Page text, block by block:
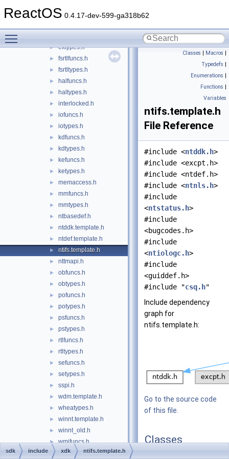
ReactOS 0.4.17-dev-599-ga318b62
► cmtypes.h
► extypes.h
► fsrtlfuncs.h
► fsrtltypes.h
► halfuncs.h
► haltypes.h
► interlocked.h
► iofuncs.h
► iotypes.h
► kdfuncs.h
► kdtypes.h
► kefuncs.h
► ketypes.h
► memaccess.h
► mmfuncs.h
► mmtypes.h
► ntbasedef.h
► ntddk.template.h
► ntdef.template.h
► ntifs.template.h
► nttmapi.h
► obfuncs.h
► obtypes.h
► pofuncs.h
► potypes.h
► psfuncs.h
► pstypes.h
► rtlfuncs.h
► rtltypes.h
► sefuncs.h
► setypes.h
► sspi.h
► wdm.template.h
► wheatypes.h
► winnt.template.h
► winnt_old.h
► wmifuncs.h
► wmitypes.h
Classes | Macros |
Typedefs |
Enumerations |
Functions |
Variables
ntifs.template.h
File Reference
#include <ntddk.h>
#include <excpt.h>
#include <ntdef.h>
#include <ntnls.h>
#include
<ntstatus.h>
#include
<bugcodes.h>
#include
<ntiologc.h>
#include
<guiddef.h>
#include "csq.h"
Include dependency
graph for
ntifs.template.h:
Go to the source code
of this file.
Classes
sdk include xdk ntifs.template.h